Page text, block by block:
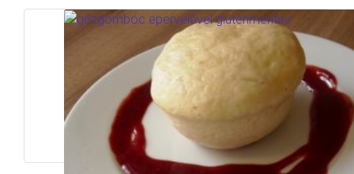
Gluténmentes gőzgombóc
epervelővel
Read more